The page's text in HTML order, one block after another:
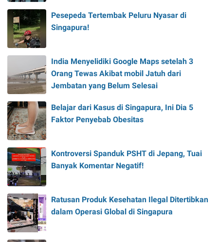
Pesepeda Tertembak Peluru Nyasar di
Singapura!
India Menyelidiki Google Maps setelah 3
Orang Tewas Akibat mobil Jatuh dari
Jembatan yang Belum Selesai
Belajar dari Kasus di Singapura, Ini Dia 5
Faktor Penyebab Obesitas
Kontroversi Spanduk PSHT di Jepang, Tuai
Banyak Komentar Negatif!
Ratusan Produk Kesehatan Ilegal Ditertibkan
dalam Operasi Global di Singapura